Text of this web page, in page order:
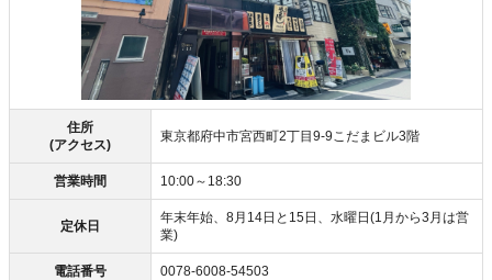
住所
(アクセス)
東京都府中市宮西町2丁目9-9こだまビル3階
営業時間 10:00～18:30
定休日
年末年始、8月14日と15日、水曜日(1月から3月は営
業)
電話番号 0078-6008-54503